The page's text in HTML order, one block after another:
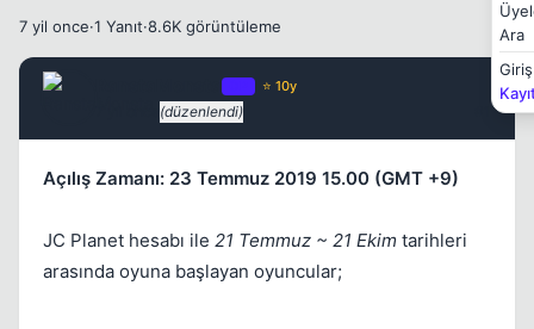
Ara
Giriş
7 yil once·1 Yanıt·8.6K görüntüleme
⭐ 10y
(düzenlendi)
Açılış Zamanı: 23 Temmuz 2019 15.00 (GMT +9)
JC Planet hesabı ile 21 Temmuz ~ 21 Ekim tarihleri
arasında oyuna başlayan oyuncular;
Kapat